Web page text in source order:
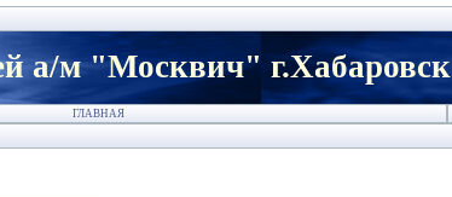
а/м "Москвич" г.Хабаровск
ГЛАВНАЯ